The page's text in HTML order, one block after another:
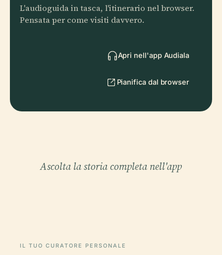
L'audioguida in tasca, l'itinerario nel browser.
Pensata per come visiti davvero.
Apri nell'app Audiala
Pianifica dal browser
Ascolta la storia completa nell'app
IL TUO CURATORE PERSONALE